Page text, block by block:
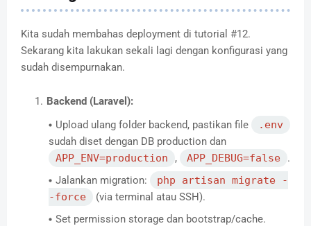
Kita sudah membahas deployment di tutorial #12.
Sekarang kita lakukan sekali lagi dengan konfigurasi yang
sudah disempurnakan.
Backend (Laravel):
Upload ulang folder backend, pastikan file
.env
sudah diset dengan DB production dan
APP_ENV=production
, APP_DEBUG=false
.
Jalankan migration:
php artisan migrate -
-force
(via terminal atau SSH).
Set permission storage dan bootstrap/cache.